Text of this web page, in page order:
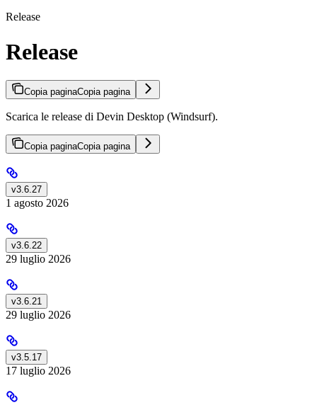
Release
Release
Copia paginaCopia pagina
Scarica le release di Devin Desktop (Windsurf).
Copia paginaCopia pagina
v3.6.27
1 agosto 2026
v3.6.22
29 luglio 2026
v3.6.21
29 luglio 2026
v3.5.17
17 luglio 2026